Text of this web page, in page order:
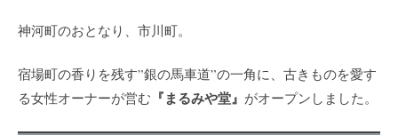
神河町のおとなり、市川町。
宿場町の香りを残す”銀の馬車道”の一角に、古きものを愛す
る女性オーナーが営む 『まるみや堂』 がオープンしました。